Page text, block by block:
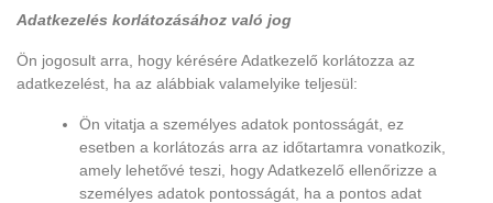
Adatkezelés korlátozásához való jog
Ön jogosult arra, hogy kérésére Adatkezelő korlátozza az
adatkezelést, ha az alábbiak valamelyike teljesül:
Ön vitatja a személyes adatok pontosságát, ez
esetben a korlátozás arra az időtartamra vonatkozik,
amely lehetővé teszi, hogy Adatkezelő ellenőrizze a
személyes adatok pontosságát, ha a pontos adat